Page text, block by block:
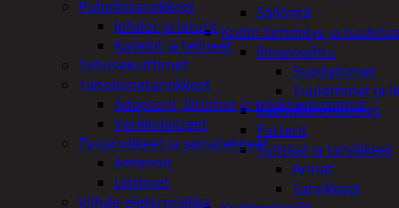
Säilöntä
Kodin lämmitys ja tuuletus
Ilmanvaihto
Suodattimet
Tuulettimet ja
Kaasulämmittimet
Patterit
Tulisijat ja tarvikkeet
Arinat
Tarvikkeet
Puhelintarvikkeet
Johdot ja laturit
Kotelot ja telineet
Tehosekoittimet
Tietokonetarvikkeet
Adapterit, liittimet ja telakointiasemat
Verkkolaitteet
Tv-tarvikkeet ja seinätelineet
Antennit
Liittimet
Viihde-elektroniikka